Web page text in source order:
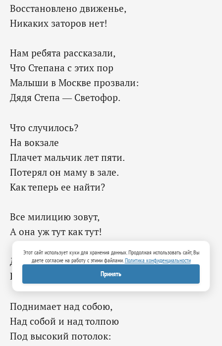
Восстановлено движенье,
Никаких заторов нет!
Нам ребята рассказали,
Что Степана с этих пор
Малыши в Москве прозвали:
Дядя Степа — Светофор.
Что случилось?
На вокзале
Плачет мальчик лет пяти.
Потерял он маму в зале.
Как теперь ее найти?
Все милицию зовут,
А она уж тут как тут!
Дядя Степа не спеша
Поднимает малыша,
Поднимает над собою,
Над собой и над толпою
Под высокий потолок:
Этот сайт использует куки для хранения данных. Продолжая использовать сайт, Вы
даете согласие на работу с этими файлами.Политика конфиденциальности
Принять